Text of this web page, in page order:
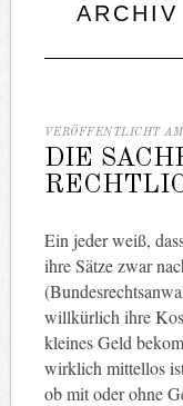
VERÖFFENTLICHT AM
DIE
Ein jeder weiß,
ihre Sätze zwar
willkürlich ihre
kleines Geld
wirklich mittellos
ob mit oder ohne